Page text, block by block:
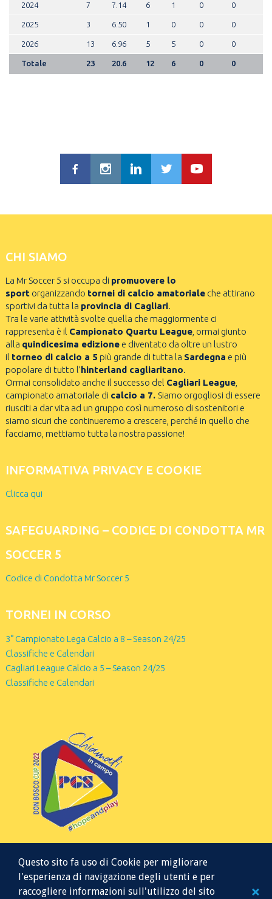
2024 7 7.14 6 1 0 0
2025 3 6.50 1 0 0 0
2026 13 6.96 5 5 0 0
Totale 23 20.6 12 6 0 0
CHI SIAMO
La Mr Soccer 5 si occupa di promuovere lo
sportorganizzando tornei di calcio amatorialeche attirano
sportivi da tutta la provincia di Cagliari.
Tra le varie attività svolte quella che maggiormente ci
rappresenta è il Campionato Quartu League, ormai giunto
alla quindicesima edizionee diventato da oltre un lustro
il torneo di calcio a 5 più grande di tutta la Sardegna e più
popolare di tutto l’hinterland cagliaritano.
Ormai consolidato anche il successo del Cagliari League,
campionato amatoriale di calcio a 7. Siamo orgogliosi di essere
riusciti a dar vita ad un gruppo così numeroso di sostenitori e
siamo sicuri che continueremo a crescere, perché in quello che
facciamo, mettiamo tutta la nostra passione!
INFORMATIVA PRIVACY E COOKIE
Clicca qui
SAFEGUARDING – CODICE DI CONDOTTA MR
SOCCER 5
Codice di Condotta Mr Soccer 5
TORNEI IN CORSO
3° Campionato Lega Calcio a 8 – Season 24/25
Classifiche e Calendari
Cagliari League Calcio a 5 – Season 24/25
Classifiche e Calendari
Questo sito fa uso di Cookie per migliorare
l'esperienza di navigazione degli utenti e per
raccogliere informazioni sull'utilizzo del sito